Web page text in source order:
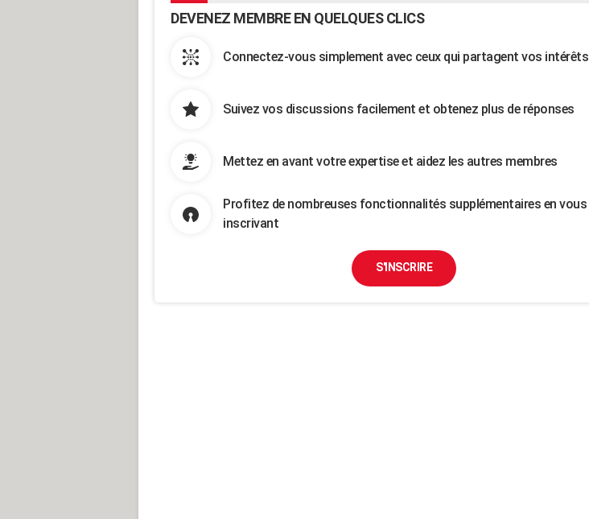
DEVENEZ MEMBRE EN QUELQUES CLICS
Connectez-vous simplement avec ceux qui partagent vos intérêts
Suivez vos discussions facilement et obtenez plus de réponses
Mettez en avant votre expertise et aidez les autres membres
Profitez de nombreuses fonctionnalités supplémentaires en vous
inscrivant
S'INSCRIRE